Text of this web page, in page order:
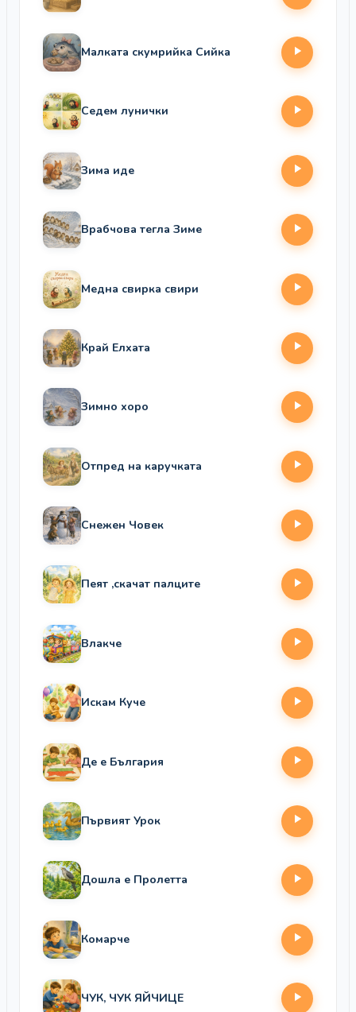
Малката скумрийка Сийка
Седем лунички
Зима иде
Врабчова тегла Зиме
Медна свирка свири
Край Елхата
Зимно хоро
Отпред на каручката
Снежен Човек
Пеят ,скачат палците
Влакче
Искам Куче
Де е България
Първият Урок
Дошла е Пролетта
Комарче
ЧУК, ЧУК ЯЙЧИЦЕ